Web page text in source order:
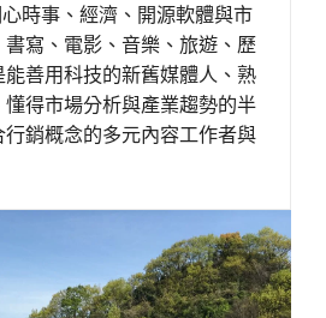
時事、經濟、開源軟體與市
寫、電影、音樂、旅遊、歷
能善用科技的新舊媒體人、熟
得市場分析與產業趨勢的半
銷概念的多元內容工作者與